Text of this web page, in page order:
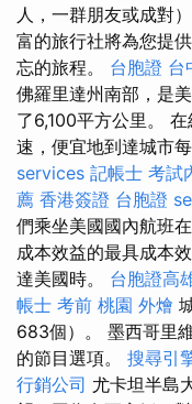
人，一群朋友或成對）
富的旅行社將為您提
忘的旅程。 台胞證 台
佛羅里達州南部，是
了6,100平方公里。
速，便宜地到達城市
services 記帳士 考試
薦 香港簽證 台胞證
們乘坐美國國內航班
成本效益的最具成本
達美國時。 台胞證高
帳士 考前 桃園 外燴
683個）。 墨西哥里
的節目選項。 搜尋引
行銷公司 尤卡坦半島